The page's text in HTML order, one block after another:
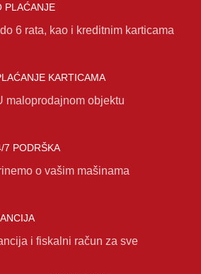
PLAĆANJE
6 rata, kao i kreditnim karticama
KARTICAMA
maloprodajnom objektu
7 PODRŠKA
o vašim mašinama
i fiskalni račun za sve